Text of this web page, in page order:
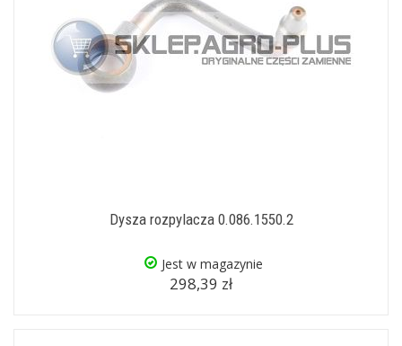
Dysza rozpylacza 0.086.1550.2
Jest w magazynie
298,39 zł